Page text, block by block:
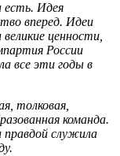
есть. Идея
вперед. Идеи
ценности,
России
все эти годы в
толковая,
команда.
правдой служила